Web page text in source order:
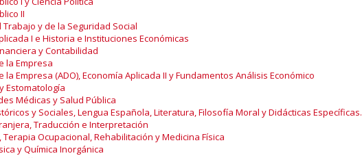
II
y de la Seguridad Social
I e Historia e Instituciones Económicas
y Contabilidad
la Empresa
la Empresa (ADO), Economía Aplicada II y Fundamentos Análisis Económico
Estomatología
Médicas y Salud Pública
y Sociales, Lengua Española, Literatura, Filosofía Moral y Didácticas Específicas.
Traducción e Interpretación
Terapia Ocupacional, Rehabilitación y Medicina Física
y Química Inorgánica